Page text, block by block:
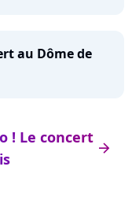
au Dôme de
arrow_right
! Le concert